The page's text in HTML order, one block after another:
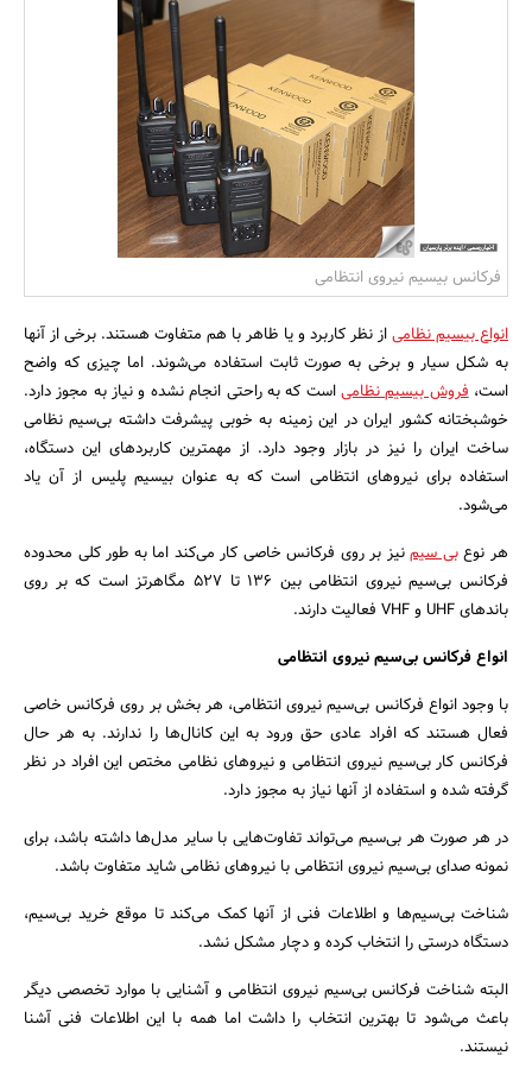
بانک، بیمه و سرمایه
مسکن و ساختمان
جستجو
فرکانس بیسیم نیروی انتظامی
انواع بیسیم نظامیاز نظر کاربرد و یا ظاهر با هم متفاوت هستند. برخی از آنها
به شکل سیار و برخی به صورت ثابت استفاده می‌شوند. اما چیزی که واضح
است،فروش بیسیم نظامیاست که به راحتی انجام نشده و نیاز به مجوز دارد.
خوشبختانه کشور ایران در این زمینه به خوبی پیشرفت داشته بی‌سیم نظامی
ساخت ایران را نیز در بازار وجود دارد. از مهمترین کاربردهای این دستگاه،
استفاده برای نیروهای انتظامی است که به عنوان بیسیم پلیس از آن یاد
می‌شود.
هر نوعبی سیمنیز بر روی فرکانس خاصی کار می‌کند اما به طور کلی محدوده
فرکانس بی‌سیم نیروی انتظامی بین 136 تا 527 مگاهرتز است که بر روی
باندهای UHF و VHF فعالیت دارند.
انواع فرکانس بی‌سیم نیروی انتظامی
با وجود انواع فرکانس بی‌سیم نیروی انتظامی، هر بخش بر روی فرکانس خاصی
فعال هستند که افراد عادی حق ورود به این کانال‌ها را ندارند. به هر حال
فرکانس کار بی‌سیم نیروی انتظامی و نیروهای نظامی مختص این افراد در نظر
گرفته شده و استفاده از آنها نیاز به مجوز دارد.
در هر صورت هر بی‌سیم می‌تواند تفاوت‌هایی با سایر مدل‌ها داشته باشد، برای
نمونه صدای بی‌سیم نیروی انتظامی با نیروهای نظامی شاید متفاوت باشد.
شناخت بی‌سیم‌ها و اطلاعات فنی از آنها کمک می‌کند تا موقع خرید بی‌سیم،
دستگاه درستی را انتخاب کرده و دچار مشکل نشد.
البته شناخت فرکانس بی‌سیم نیروی انتظامی و آشنایی با موارد تخصصی دیگر
باعث می‌شود تا بهترین انتخاب را داشت اما همه با این اطلاعات فنی آشنا
نیستند.